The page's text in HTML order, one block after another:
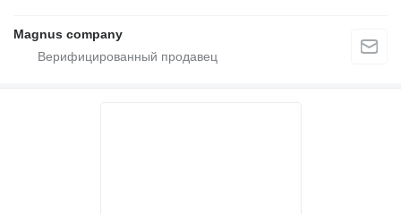
Magnus company